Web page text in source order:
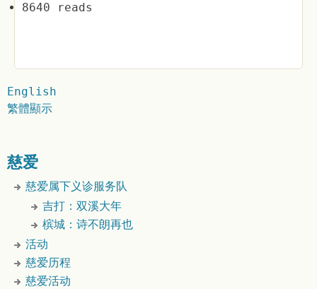
8640 reads
English
繁體顯示
慈爱
慈爱属下义诊服务队
吉打：双溪大年
槟城：诗不朗再也
活动
慈爱历程
慈爱活动